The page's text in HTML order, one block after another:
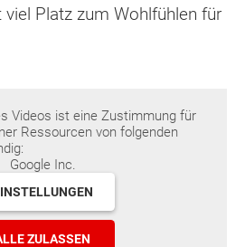
Platz zum Wohlfühlen für
Videos ist eine Zustimmung für
Ressourcen von folgenden
Google Inc.
ZULASSEN